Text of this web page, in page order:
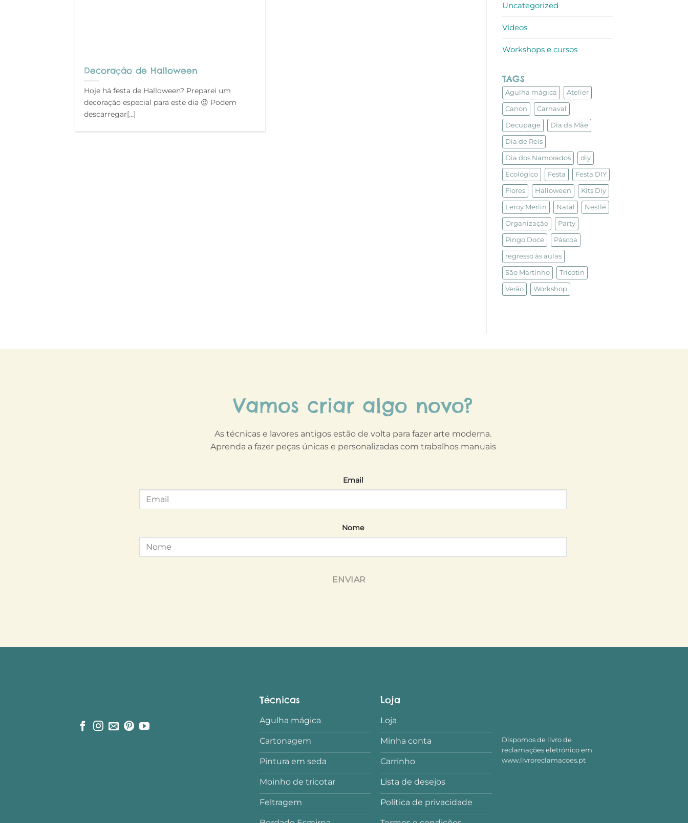
Decoração de Halloween
Hoje há festa de Halloween? Preparei um
decoração especial para este dia 😉 Podem
descarregar[…]
Uncategorized
Vídeos
Workshops e cursos
TAGS
Agulha mágica Atelier
Canon Carnaval
Decupage Dia da Mãe
Dia de Reis
Dia dos Namorados diy
Ecológico Festa Festa DIY
Flores Halloween Kits Diy
Leroy Merlin Natal Nestlé
Organização Party
Pingo Doce Páscoa
regresso às aulas
São Martinho Tricotin
Verão Workshop
Vamos criar algo novo?
As técnicas e lavores antigos estão de volta para fazer arte moderna.
Aprenda a fazer peças únicas e personalizadas com trabalhos manuais
Email
Nome
ENVIAR
Técnicas
Agulha mágica
Cartonagem
Pintura em seda
Moinho de tricotar
Feltragem
Loja
Loja
Minha conta
Carrinho
Lista de desejos
Política de privacidade
Dispomos de livro de
reclamações eletrónico em
www.livroreclamacoes.pt